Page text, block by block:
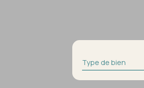
Type de bien